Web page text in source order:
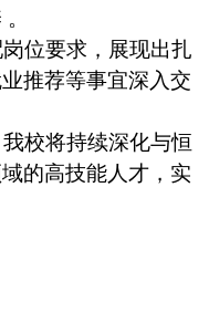
位要求，展现出扎
推荐等事宜深入交
校将持续深化与恒
的高技能人才，实